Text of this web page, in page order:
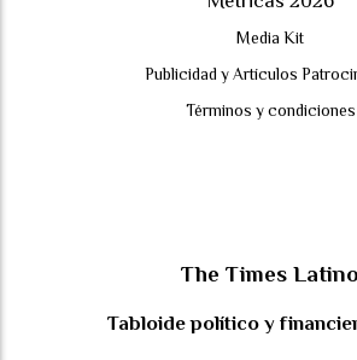
Media Kit
Publicidad y Artículos
Términos y condiciones
The Times Latino
Tabloide político y